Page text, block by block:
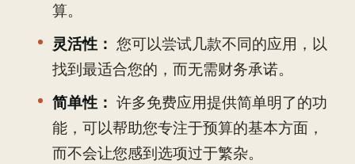
算。
灵活性： 您可以尝试几款不同的应用，以
找到最适合您的，而无需财务承诺。
简单性： 许多免费应用提供简单明了的功
能，可以帮助您专注于预算的基本方面，
而不会让您感到选项过于繁杂。